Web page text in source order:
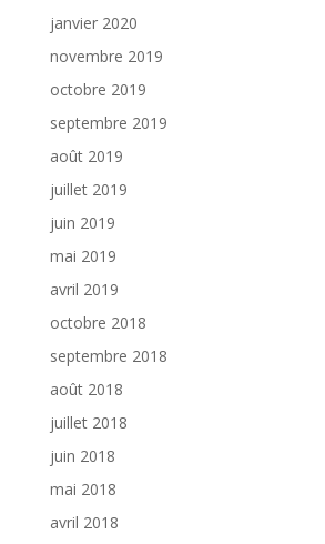
janvier 2020
novembre 2019
octobre 2019
septembre 2019
août 2019
juillet 2019
juin 2019
mai 2019
avril 2019
octobre 2018
septembre 2018
août 2018
juillet 2018
juin 2018
mai 2018
avril 2018